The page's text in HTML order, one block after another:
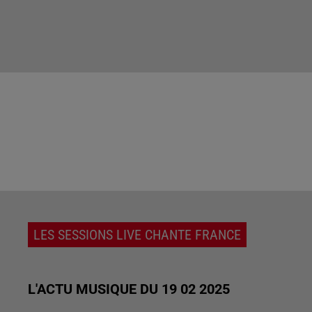
LES SESSIONS LIVE CHANTE FRANCE
L'ACTU MUSIQUE DU 19 02 2025